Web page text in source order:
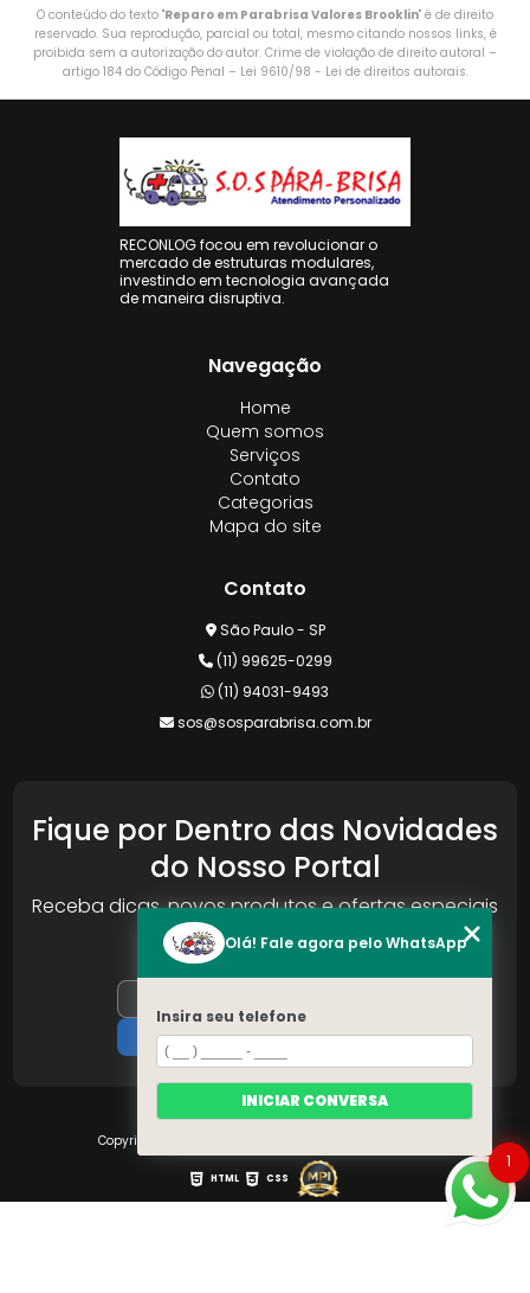
O conteúdo do texto "Reparo em Parabrisa Valores Brooklin" é de direito
reservado. Sua reprodução, parcial ou total, mesmo citando nossos links, é
proibida sem a autorização do autor. Crime de violação de direito autoral –
artigo 184 do Código Penal – Lei 9610/98 - Lei de direitos autorais.
RECONLOG focou em revolucionar o
mercado de estruturas modulares,
investindo em tecnologia avançada
de maneira disruptiva.
Navegação
Home
Quem somos
Serviços
Contato
Categorias
Mapa do site
Contato
São Paulo - SP
(11) 99625-0299
(11) 94031-9493
sos@sosparabrisa.com.br
Fique por Dentro das Novidades
do Nosso Portal
Receba dicas, novos produtos e ofertas especiais
da Reconlog
Copyright © S.O.S Pára-brisa. (Lei 9610 de 19/02/1998)
HTML CSS
1
Olá! Fale agora pelo WhatsApp
Insira seu telefone
INICIAR CONVERSA